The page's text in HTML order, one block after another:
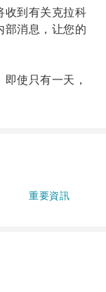
收到有关克拉科
部消息，让您的
使只有一天，
重要資訊